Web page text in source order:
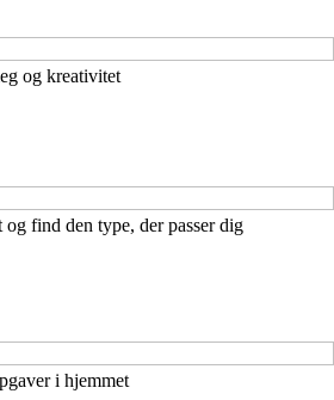
og kreativitet
find den type, der passer dig
i hjemmet